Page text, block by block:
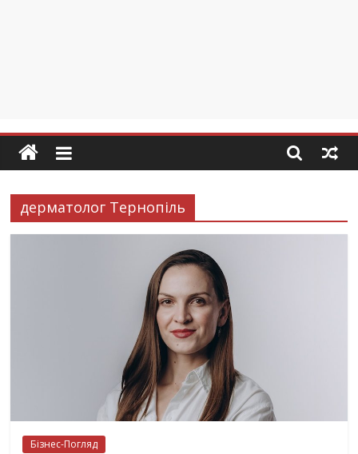
дерматолог Тернопіль
Бізнес-Погляд